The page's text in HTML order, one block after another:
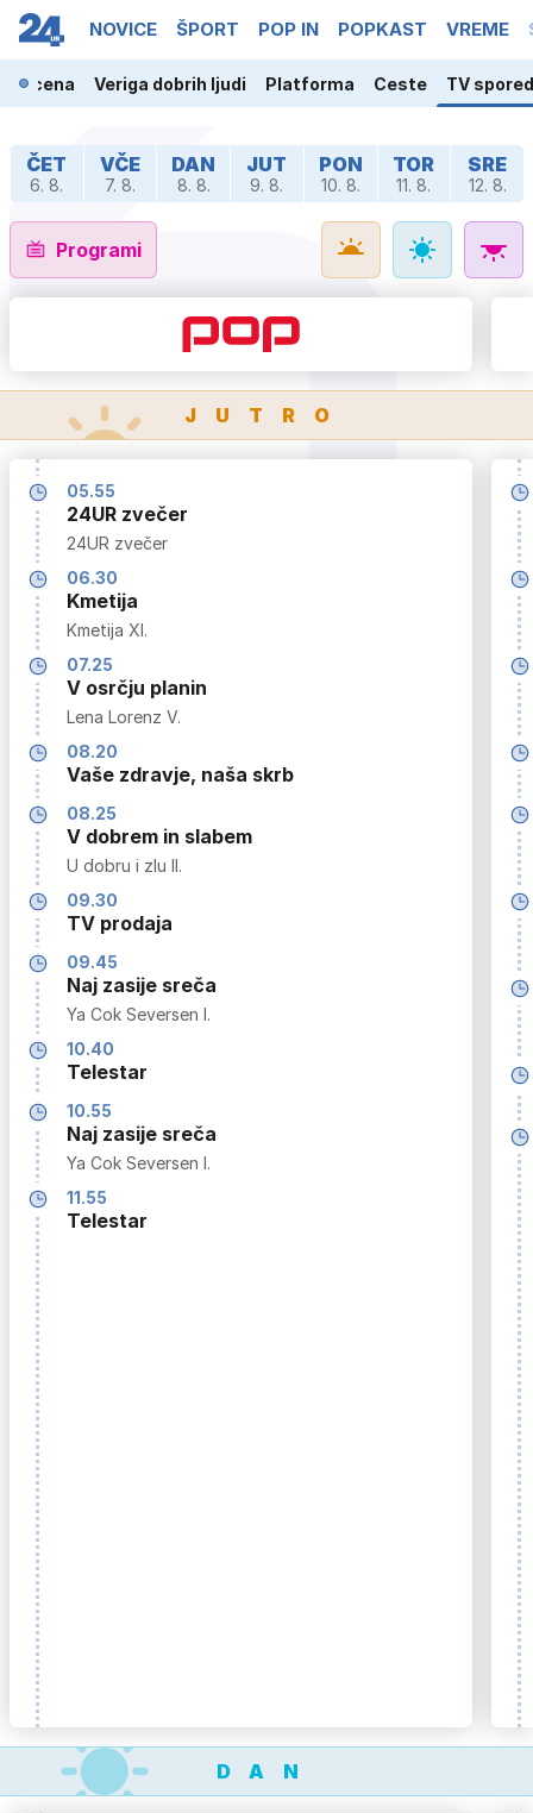
NOVICE ŠPORT POP IN POPKAST VREME
scena Veriga dobrih ljudi Platforma Ceste TV spored
ČET
6. 8.
VČE
7. 8.
DAN
8. 8.
JUT
9. 8.
PON
10. 8.
TOR
11. 8.
SRE
12. 8.
Programi
JUTRO
05.55
24UR zvečer
24UR zvečer
06.30
Kmetija
Kmetija XI.
07.25
V osrčju planin
Lena Lorenz V.
08.20
Vaše zdravje, naša skrb
08.25
V dobrem in slabem
U dobru i zlu II.
09.30
TV prodaja
09.45
Naj zasije sreča
Ya Cok Seversen I.
10.40
Telestar
10.55
Naj zasije sreča
Ya Cok Seversen I.
11.55
Telestar
DAN